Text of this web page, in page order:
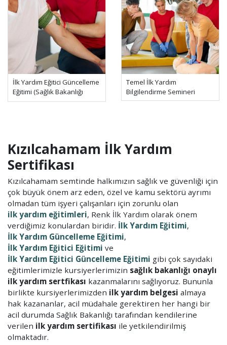
İlk Yardım Eğitici Güncelleme
Eğitimi (Sağlık Bakanlığı
Onaylı)
Temel İlk Yardım
Bilgilendirme Semineri
Kızılcahamam İlk Yardım
Sertifikası
Kızılcahamam semtinde halkımızın sağlık ve güvenliği için
çok büyük önem arz eden, özel ve kamu sektörü ayrımı
olmadan tüm işyeri çalışanları için zorunlu olan
ilk yardım eğitimleri, Renk İlk Yardım olarak önem
verdiğimiz konulardan biridir. İlk Yardım Eğitimi,
İlk Yardım Güncelleme Eğitimi,
İlk Yardım Eğitici Eğitimi ve
İlk Yardım Eğitici Güncelleme Eğitimi gibi çok sayıdaki
eğitimlerimizle kursiyerlerimizin sağlık bakanlığı onaylı
ilk yardım sertfikası kazanmalarını sağlıyoruz. Bununla
birlikte kursiyerlerimizden ilk yardım belgesi almaya
hak kazananlar, acil müdahale gerektiren her hangi bir
acil durumda Sağlık Bakanlığı tarafından kendilerine
verilen ilk yardım sertifikası ile yetkilendirilmiş
olmaktadır.